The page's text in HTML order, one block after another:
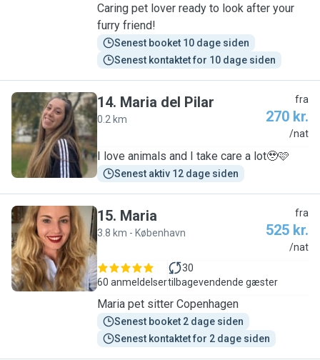
Caring pet lover ready to look after your
furry friend!
Senest booket 10 dage siden
Senest kontaktet for 10 dage siden
M
14. Maria del Pilar
0.2 km
fra
270 kr.
/nat
I love animals and I take care a lot🥹🩷
Senest aktiv 12 dage siden
M
15. Maria
3.8 km - København
fra
525 kr.
/nat
60 anmeldelser
30
tilbagevendende gæster
Maria pet sitter Copenhagen
Senest booket 2 dage siden
Senest kontaktet for 2 dage siden